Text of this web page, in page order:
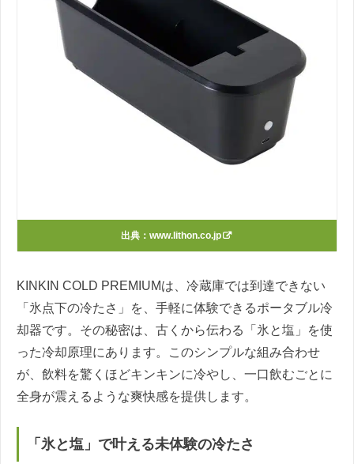
出典： www.lithon.co.jp
KINKIN COLD PREMIUMは、冷蔵庫では到達できない
「氷点下の冷たさ」を、手軽に体験できるポータブル冷
却器です。その秘密は、古くから伝わる「氷と塩」を使
った冷却原理にあります。このシンプルな組み合わせ
が、飲料を驚くほどキンキンに冷やし、一口飲むごとに
全身が震えるような爽快感を提供します。
「氷と塩」で叶える未体験の冷たさ